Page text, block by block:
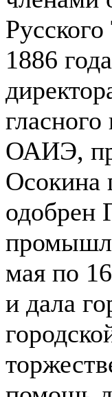
1886
ОАИЭ,
Осокина
одобрен
мая по
и дала